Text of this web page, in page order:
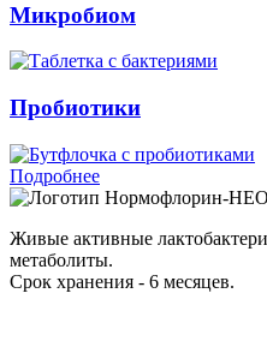
Микробиом
Пробиотики
Подробнее
Нормофлорин-НЕО
Живые активные
метаболиты.
Срок хранения - 6 месяцев.